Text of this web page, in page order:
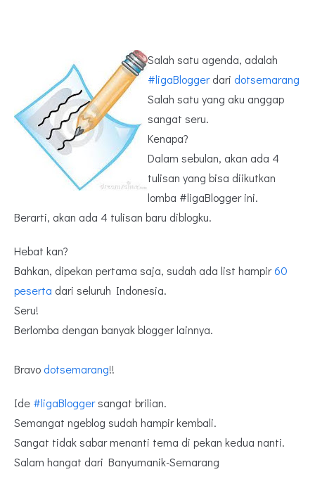
Salah satu agenda, adalah
#ligaBloggerdari dotsemarang
Salah satu yang aku anggap
sangat seru.
Kenapa?
Dalam sebulan, akan ada 4
tulisan yang bisa diikutkan
lomba #ligaBlogger ini.
Berarti, akan ada 4 tulisan baru diblogku.
Hebat kan?
Bahkan, dipekan pertama saja, sudah ada list hampir60
peserta dari seluruh Indonesia.
Seru!
Berlomba dengan banyak blogger lainnya.
Bravo dotsemarang!!
Ide #ligaBloggersangat brilian.
Semangat ngeblog sudah hampir kembali.
Sangat tidak sabar menanti tema di pekan kedua nanti.
Salam hangat dari Banyumanik-Semarang